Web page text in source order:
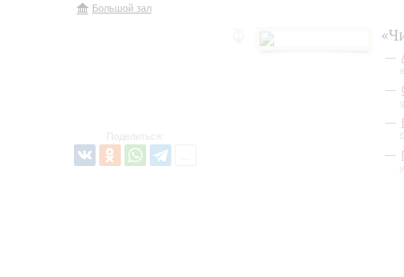
Большой зал
Поделиться: